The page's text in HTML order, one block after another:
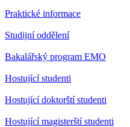
Praktické informace
Studijní oddělení
Bakalářský program EMO
Hostující studenti
Hostující doktorští studenti
Hostující magisterští studenti